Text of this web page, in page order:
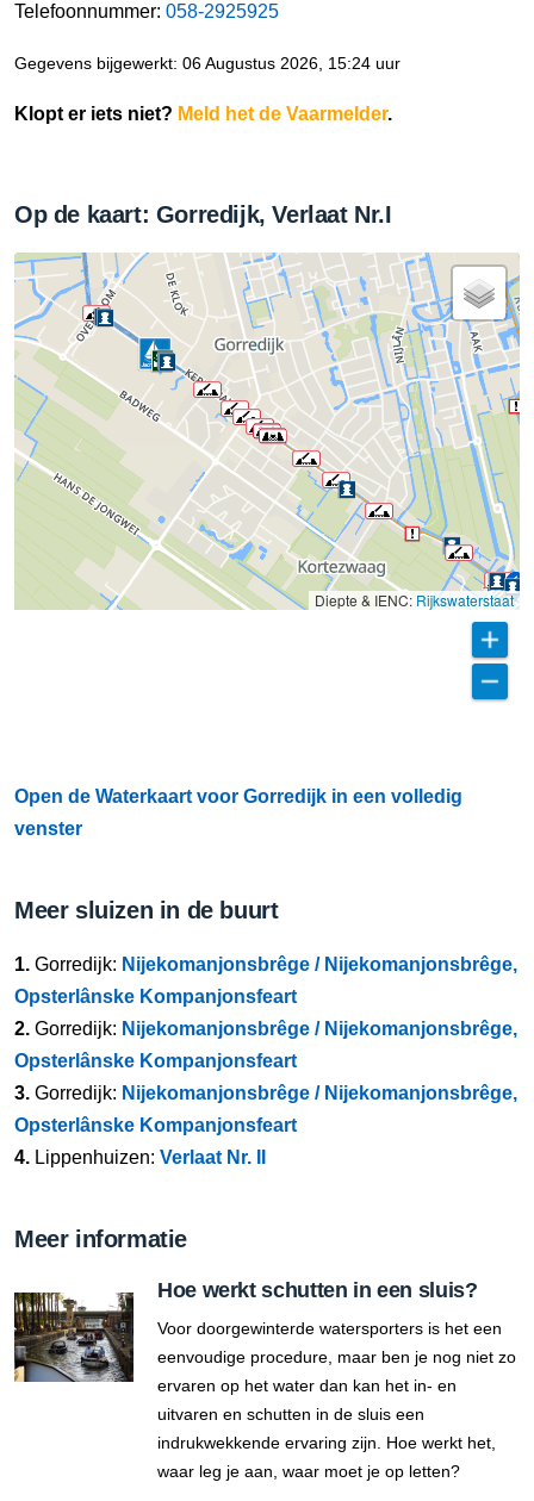
Telefoonnummer: 058-2925925
Gegevens bijgewerkt: 06 Augustus 2026, 15:24 uur
Klopt er iets niet? Meld het de Vaarmelder.
Op de kaart: Gorredijk, Verlaat Nr.I
Diepte & IENC: Rijkswaterstaat
Open de Waterkaart voor Gorredijk in een volledig
venster
Meer sluizen in de buurt
1. Gorredijk: Nijekomanjonsbrêge / Nijekomanjonsbrêge,
Opsterlânske Kompanjonsfeart
2. Gorredijk: Nijekomanjonsbrêge / Nijekomanjonsbrêge,
Opsterlânske Kompanjonsfeart
3. Gorredijk: Nijekomanjonsbrêge / Nijekomanjonsbrêge,
Opsterlânske Kompanjonsfeart
4. Lippenhuizen: Verlaat Nr. II
Meer informatie
Hoe werkt schutten in een sluis?
Voor doorgewinterde watersporters is het een
eenvoudige procedure, maar ben je nog niet zo
ervaren op het water dan kan het in- en
uitvaren en schutten in de sluis een
indrukwekkende ervaring zijn. Hoe werkt het,
waar leg je aan, waar moet je op letten?